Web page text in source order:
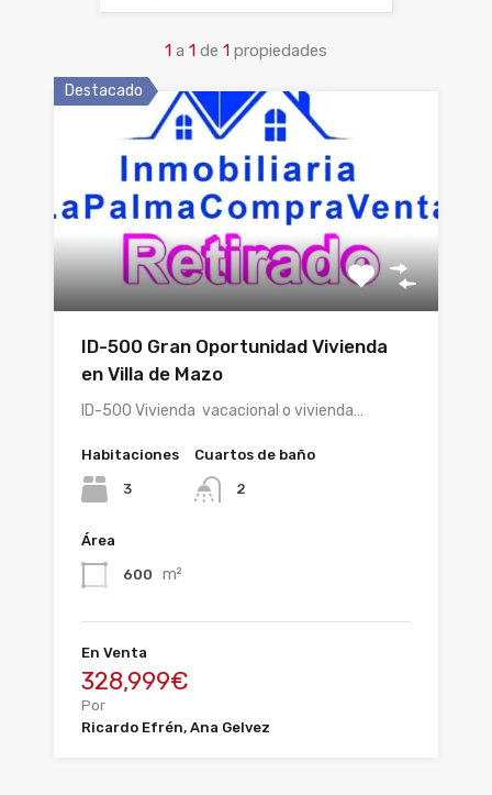
1 a 1 de 1 propiedades
Destacado
ID-500 Gran Oportunidad Vivienda
en Villa de Mazo
ID-500 Vivienda vacacional o vivienda…
Habitaciones
3
Cuartos de baño
2
Área
600 m²
En Venta
328,999€
Por
Ricardo Efrén, Ana Gelvez